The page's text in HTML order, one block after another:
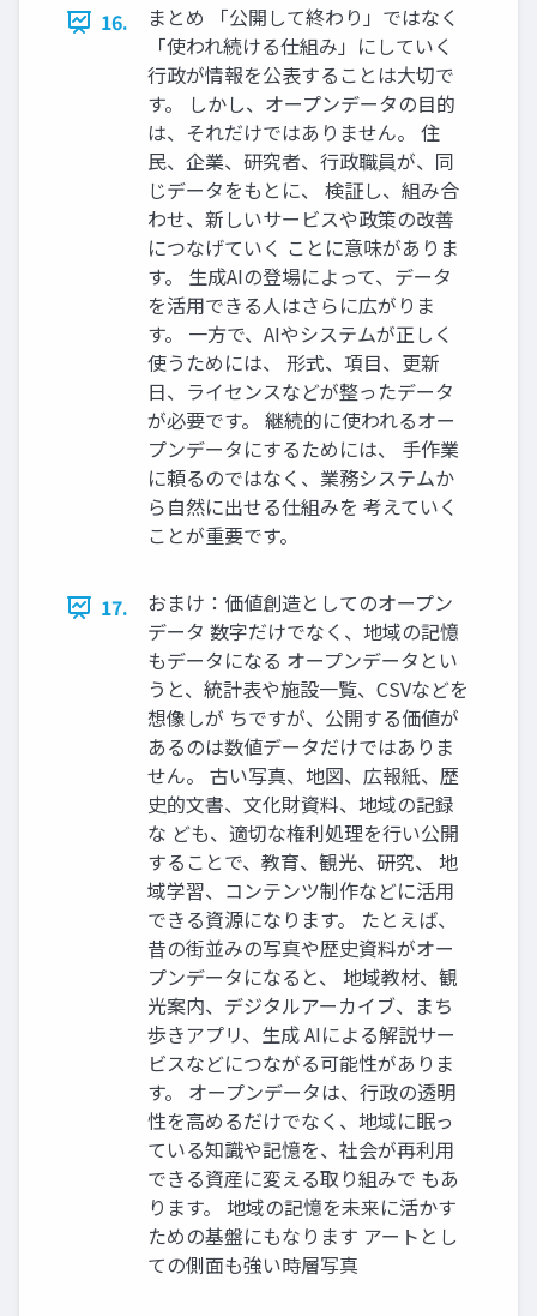
16.
まとめ 「公開して終わり」ではなく
「使われ続ける仕組み」にしていく
行政が情報を公表することは大切で
す。 しかし、オープンデータの目的
は、それだけではありません。 住
民、企業、研究者、行政職員が、同
じデータをもとに、 検証し、組み合
わせ、新しいサービスや政策の改善
につなげていく ことに意味がありま
す。 生成AIの登場によって、データ
を活用できる人はさらに広がりま
す。 一方で、AIやシステムが正しく
使うためには、 形式、項目、更新
日、ライセンスなどが整ったデータ
が必要です。 継続的に使われるオー
プンデータにするためには、 手作業
に頼るのではなく、業務システムか
ら自然に出せる仕組みを 考えていく
ことが重要です。
17.
おまけ：価値創造としてのオープン
データ 数字だけでなく、地域の記憶
もデータになる オープンデータとい
うと、統計表や施設一覧、CSVなどを
想像しが ちですが、公開する価値が
あるのは数値データだけではありま
せん。 古い写真、地図、広報紙、歴
史的文書、文化財資料、地域の記録
な ども、適切な権利処理を行い公開
することで、教育、観光、研究、 地
域学習、コンテンツ制作などに活用
できる資源になります。 たとえば、
昔の街並みの写真や歴史資料がオー
プンデータになると、 地域教材、観
光案内、デジタルアーカイブ、まち
歩きアプリ、生成 AIによる解説サー
ビスなどにつながる可能性がありま
す。 オープンデータは、行政の透明
性を高めるだけでなく、地域に眠っ
ている知識や記憶を、社会が再利用
できる資産に変える取り組みで もあ
ります。 地域の記憶を未来に活かす
ための基盤にもなります アートとし
ての側面も強い時層写真